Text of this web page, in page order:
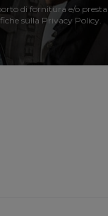
di fornitura e/o
sulla Privacy Policy.